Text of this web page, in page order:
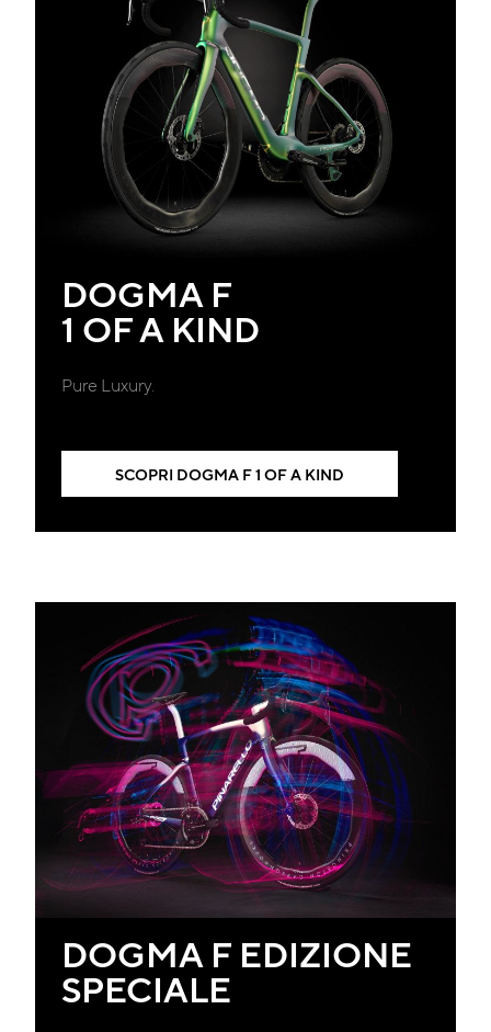
DOGMA F
1 OF A KIND
Pure Luxury.
SCOPRI DOGMA F 1 OF A KIND
DOGMA F EDIZIONE
SPECIALE